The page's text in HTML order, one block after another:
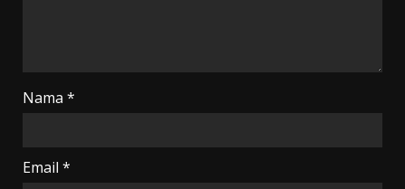
Nama *
Email *